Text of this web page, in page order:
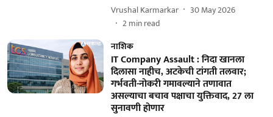
Vrushal Karmarkar
30 May 2026
2min read
नाशिक
IT Company Assault : निदा खानला
दिलासा नाहीच, अटकेची टांगती तलवार;
गर्भवती-नोकरी गमावल्याने तणावात
असल्याचा बचाव पक्षाचा युक्तिवाद, 27 ला
सुनावणी होणार